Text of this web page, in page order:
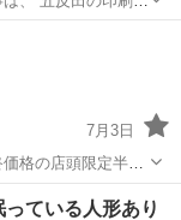
事業主様、新規開
7月3日
格の店頭限定半額
っている人形あり